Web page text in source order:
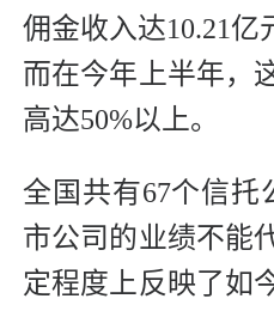
佣金收入达10.21亿
而在今年上半年，
高达50%以上。
全国共有67个信托
市公司的业绩不能
定程度上反映了如